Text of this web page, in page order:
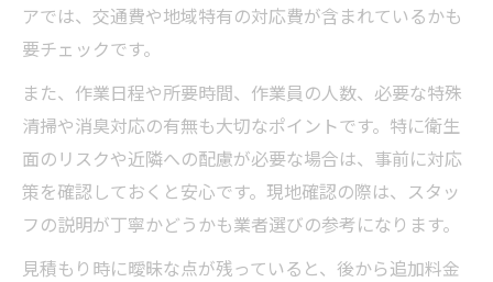
アでは、交通費や地域特有の対応費が含まれているかも
要チェックです。
また、作業日程や所要時間、作業員の人数、必要な特殊
清掃や消臭対応の有無も大切なポイントです。特に衛生
面のリスクや近隣への配慮が必要な場合は、事前に対応
策を確認しておくと安心です。現地確認の際は、スタッ
フの説明が丁寧かどうかも業者選びの参考になります。
見積もり時に曖昧な点が残っていると、後から追加料金